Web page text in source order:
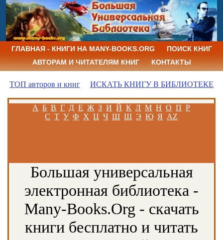
ГЛАВНАЯ - КНИГИ НА MANY-BOOKS.ORG
ПОИСК КНИГ
АВТОРАМ И ЧИТАТЕЛЯМ КНИГ
КОНТАКТЫ
ТОП авторов и книг ИСКАТЬ КНИГУ В БИБЛИОТЕКЕ
А Б В Г Д Е Ж З И Й К Л М Н О П Р
С Т У Ф Х Ц Ч Ш Щ Э Ю Я AZ
Большая универсальная
электронная библиотека -
Many-Books.Org - скачать
книги бесплатно и читать